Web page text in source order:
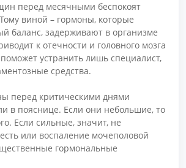
перед месячными беспокоят
виной – гормоны, которые
баланс, задерживают в организме
к отечности и головного мозга
устранить лишь специалист,
средства.
перед критическими днями
в пояснице. Если они небольшие, то
Если сильные, значит, не
или воспаление мочеполовой
гормональные